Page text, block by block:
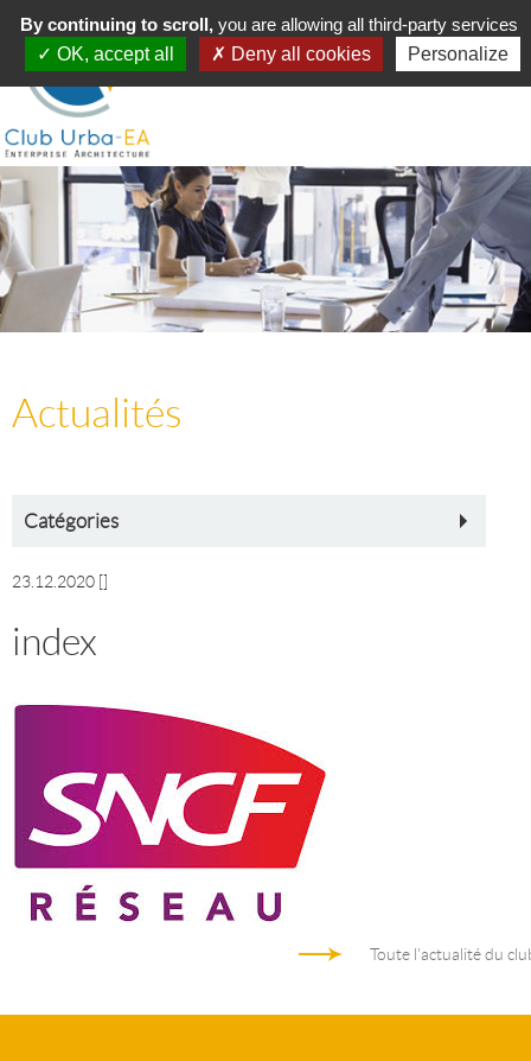
Toggle
navigation
MENU
Actualités
Catégories
23.12.2020
index
Toute l'actualité du
By continuing to scroll,you are allowing all third-party services
OK, accept all
Deny all cookies Personalize